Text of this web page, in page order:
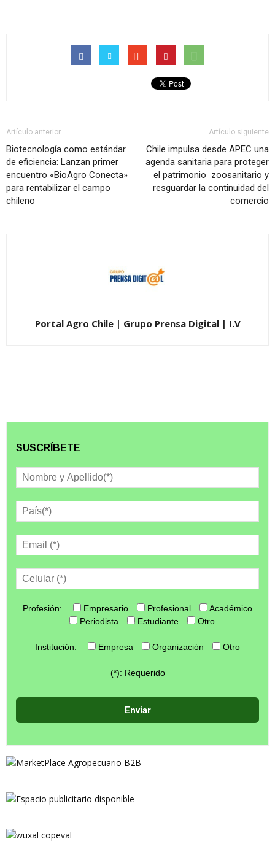
Artículo anterior
Biotecnología como estándar
de eficiencia: Lanzan primer
encuentro «BioAgro Conecta»
para rentabilizar el campo
chileno
Artículo siguiente
Chile impulsa desde APEC una
agenda sanitaria para proteger
el patrimonio zoosanitario y
resguardar la continuidad del
comercio
Portal Agro Chile | Grupo Prensa Digital | I.V
SUSCRÍBETE
Profesión: Empresario Profesional
Académico
Periodista
Estudiante Otro
Institución: Empresa Organización Otro
(*): Requerido